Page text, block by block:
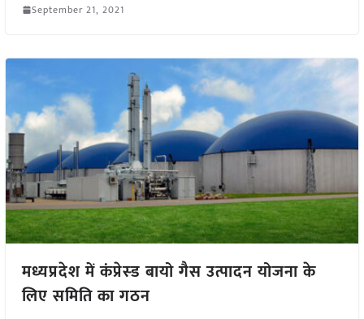
September 21, 2021
मध्यप्रदेश में कंप्रेस्ड बायो गैस उत्पादन योजना के
लिए समिति का गठन